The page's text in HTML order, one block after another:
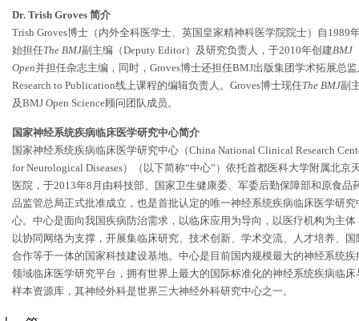
Dr. Trish Groves 简介
Trish Groves博士（内外全科医学士、英国皇家精神科医学院院士）自1989
始担任The BMJ副主编（Deputy Editor）及研究负责人，于2010年创建BMJ
Open并担任杂志主编，同时，Groves博士还担任BMJ出版集团学术拓展总
Research to Publication线上课程的编辑负责人。Groves博士现任The BMJ副
及BMJ Open Science顾问团队成员。
国家神经系统疾病临床医学研究中心简介
国家神经系统疾病临床医学研究中心（China National Clinical Research
for Neurological Diseases）（以下简称“中心”）依托首都医科大学附属北京
医院，于2013年8月由科技部、国家卫生健康委、军委后勤保障部和原食品
品监管总局正式批准成立，也是首批认定的唯一神经系统疾病临床医学研究
心。中心是面向我国疾病防治需求，以临床应用为导向，以医疗机构为主体
以协同网络为支撑，开展集临床研究、技术创新、学术交流、人才培养、国
合作等于一体的国家科技建设基地。中心是目前国内规模最大的神经系统疾
领域临床医学研究平台，拥有世界上最大的国际标准化的神经系统疾病临床
样本资源库，其神经外科是世界三大神经外科研究中心之一。